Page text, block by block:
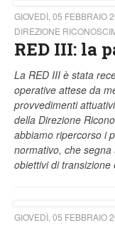
GIOVEDÌ, 05 FEBBRAIO
DIREZIONE
RED III: la
La RED III è stata
operative attese da
provvedimenti
della Direzione
abbiamo ripercorso i
normativo, che segna
obiettivi di transizione
GIOVEDÌ, 05 FEBBRAIO